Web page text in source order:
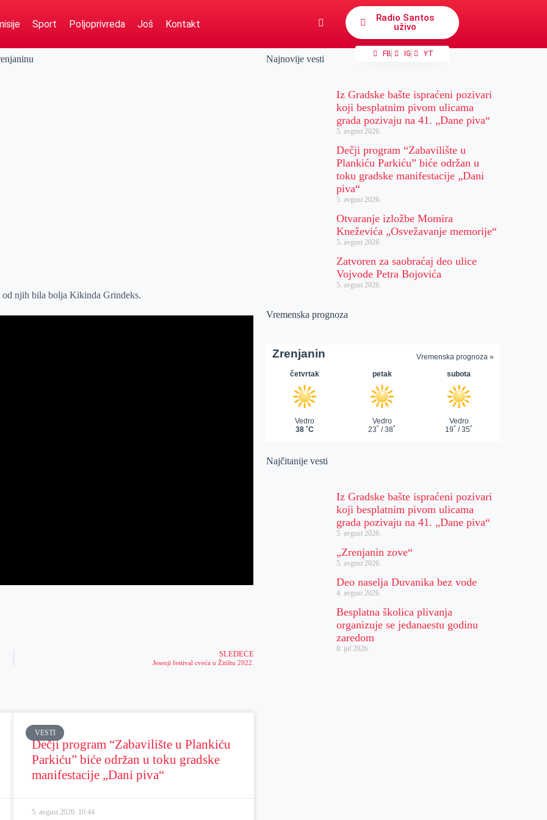
Sport Poljoprivreda Još Kontakt
Radio Santos
uživo
FB IG YT
od njih bila bolja Kikinda Grindeks.
SLEDEĆE
Jesenji festival cveća u Žitištu 2022.
VESTI
Dečji program “Zabavilište u Plankiću
Parkiću” biće održan u toku gradske
manifestacije „Dani piva“
5. avgust 2026. 10:44
Najnovije vesti
Iz Gradske bašte ispraćeni pozivari
koji besplatnim pivom ulicama
grada pozivaju na 41. „Dane piva“
5. avgust 2026.
Dečji program “Zabavilište u
Plankiću Parkiću” biće održan u
toku gradske manifestacije „Dani
piva“
5. avgust 2026.
Otvaranje izložbe Momira
Kneževića „Osvežavanje memorije“
5. avgust 2026.
Zatvoren za saobraćaj deo ulice
Vojvode Petra Bojovića
5. avgust 2026.
Vremenska prognoza
Najčitanije vesti
Iz Gradske bašte ispraćeni pozivari
koji besplatnim pivom ulicama
grada pozivaju na 41. „Dane piva“
5. avgust 2026.
„Zrenjanin zove“
5. avgust 2026.
Deo naselja Duvanika bez vode
4. avgust 2026.
Besplatna školica plivanja
organizuje se jedanaestu godinu
zaredom
8. jul 2026.